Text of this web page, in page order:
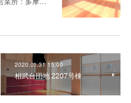
2020.01.31 15:00
相武台団地 2207号棟